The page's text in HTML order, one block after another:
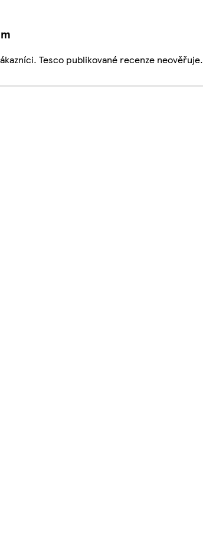
Tesco publikované recenze neověřuje.